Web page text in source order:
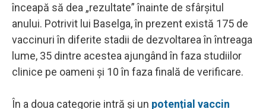
înceapă să dea „rezultate” înainte de sfârșitul
anului. Potrivit lui Baselga, în prezent există 175 de
vaccinuri în diferite stadii de dezvoltarea în întreaga
lume, 35 dintre acestea ajungând în faza studiilor
clinice pe oameni și 10 în faza finală de verificare.
În a doua categorie intră și un potențial vaccin